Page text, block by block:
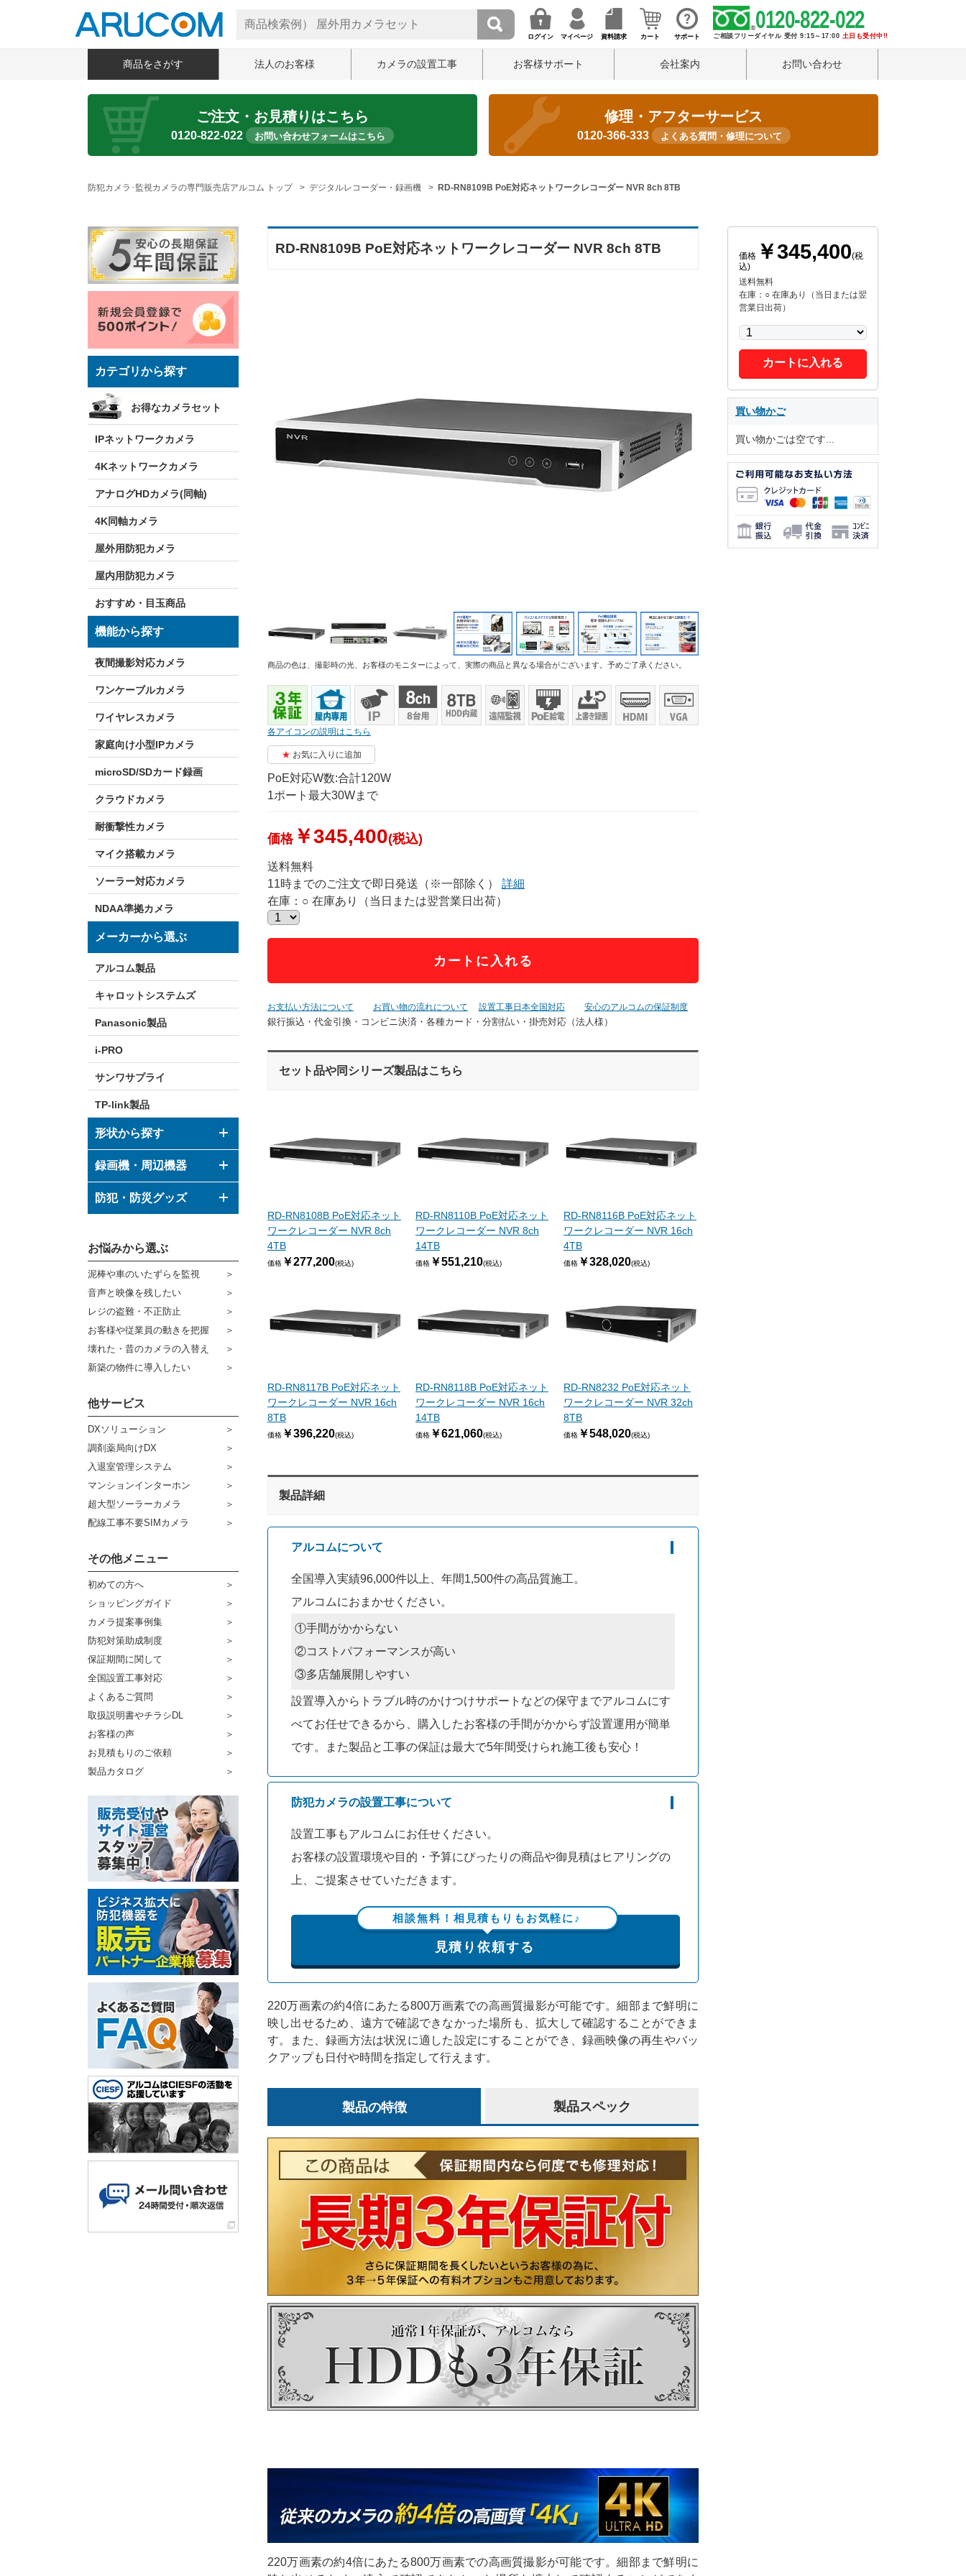
ログイン マイページ 資料請求 カート サポート
0120-822-022
ご相談フリーダイヤル 受付 9:15～17:00 土日も受付中!!
商品をさがす 法人のお客様 カメラの設置工事 お客様サポート 会社案内 お問い合わせ
ご注文・お見積りはこちら
0120-822-022 お問い合わせフォームはこちら
修理・アフターサービス
0120-366-333 よくある質問・修理について
防犯カメラ･監視カメラの専門販売店アルコム トップ デジタルレコーダー・録画機 RD-RN8109B PoE対応ネットワークレコーダー NVR 8ch 8TB
カテゴリから探す
お得なカメラセット
IPネットワークカメラ
4Kネットワークカメラ
アナログHDカメラ(同軸)
4K同軸カメラ
屋外用防犯カメラ
屋内用防犯カメラ
おすすめ・目玉商品
機能から探す
夜間撮影対応カメラ
ワンケーブルカメラ
ワイヤレスカメラ
家庭向け小型IPカメラ
microSD/SDカード録画
クラウドカメラ
耐衝撃性カメラ
マイク搭載カメラ
ソーラー対応カメラ
NDAA準拠カメラ
メーカーから選ぶ
アルコム製品
キャロットシステムズ
Panasonic製品
i-PRO
サンワサプライ
TP-link製品
形状から探す
ドーム型カメラ
ボックス型カメラ
その他形状のカメラ
録画機・周辺機器
デジタルレコーダー
ハウジング
ブラケット
ケーブル
コネクター
その他周辺機器
防犯・防災グッズ
防災グッズ
センサーライト・アラーム
防犯ステッカー
宅配ボックス
販売終了商品
お悩みから選ぶ
泥棒や車のいたずらを監視
音声と映像を残したい
レジの盗難・不正防止
お客様や従業員の動きを把握
壊れた・昔のカメラの入替え
新築の物件に導入したい
他サービス
DXソリューション
調剤薬局向けDX
入退室管理システム
マンションインターホン
超大型ソーラーカメラ
配線工事不要SIMカメラ
その他メニュー
初めての方へ
ショッピングガイド
カメラ提案事例集
防犯対策助成制度
保証期間に関して
全国設置工事対応
よくあるご質問
取扱説明書やチラシDL
お客様の声
お見積もりのご依頼
製品カタログ
RD-RN8109B PoE対応ネットワークレコーダー NVR 8ch 8TB
商品の色は、撮影時の光、お客様のモニターによって、実際の商品と異なる場合がございます。予めご了承ください。
各アイコンの説明はこちら
お気に入りに追加
PoE対応W数:合計120W
1ポート最大30Wまで
価格￥345,400(税込)
送料無料
11時までのご注文で即日発送（※一部除く） 詳細
在庫：○ 在庫あり（当日または翌営業日出荷）
カートに入れる
お支払い方法について お買い物の流れについて 設置工事日本全国対応 安心のアルコムの保証制度
銀行振込・代金引換・コンビニ決済・ 各種カード・分割払い・掛売対応（法人様）
セット品や同シリーズ製品はこちら
RD-RN8108B PoE対応ネット
ワークレコーダー NVR 8ch
4TB
価格 ￥277,200(税込)
RD-RN8110B PoE対応ネット
ワークレコーダー NVR 8ch
14TB
価格 ￥551,210(税込)
RD-RN8116B PoE対応ネット
ワークレコーダー NVR 16ch
4TB
価格 ￥328,020(税込)
RD-RN8117B PoE対応ネット
ワークレコーダー NVR 16ch
8TB
価格 ￥396,220(税込)
RD-RN8118B PoE対応ネット
ワークレコーダー NVR 16ch
14TB
価格 ￥621,060(税込)
RD-RN8232 PoE対応ネット
ワークレコーダー NVR 32ch
8TB
価格 ￥548,020(税込)
製品詳細
アルコムについて
全国導入実績96,000件以上、年間1,500件の高品質施工。
アルコムにおまかせください。
①手間がかからない
②コストパフォーマンスが高い
③多店舗展開しやすい
設置導入からトラブル時のかけつけサポートなどの保守までアルコムにす
べてお任せできるから、購入したお客様の手間がかからず設置運用が簡単
です。また製品と工事の保証は最大で5年間受けられ施工後も安心！
防犯カメラの設置工事について
設置工事もアルコムにお任せください。
お客様の設置環境や目的・予算にぴったりの商品や御見積はヒアリングの
上、ご提案させていただきます。
相談無料！相見積もりもお気軽に♪
見積り依頼する
220万画素の約4倍にあたる800万画素での高画質撮影が可能です。細部まで鮮明に
映し出せるため、遠方で確認できなかった場所も、拡大して確認することができま
す。また、録画方法は状況に適した設定にすることができ、録画映像の再生やバッ
クアップも日付や時間を指定して行えます。
製品の特徴 製品スペック
220万画素の約4倍にあたる800万画素での高画質撮影が可能です。細部まで鮮明に
価格 ￥345,400(税
込)
送料無料
在庫：○ 在庫あり（当日または翌
営業日出荷）
カートに入れる
買い物かご
買い物かごは空です...